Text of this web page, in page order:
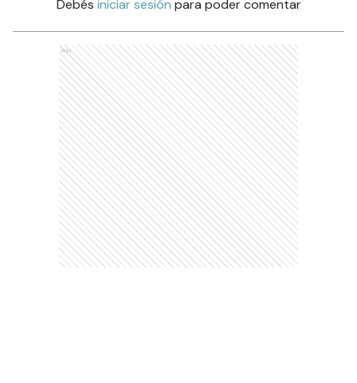
Debés iniciar sesión para poder comentar
Ads